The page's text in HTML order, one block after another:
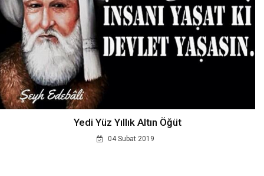
Yedi Yüz Yıllık Altın Öğüt
04 Subat 2019